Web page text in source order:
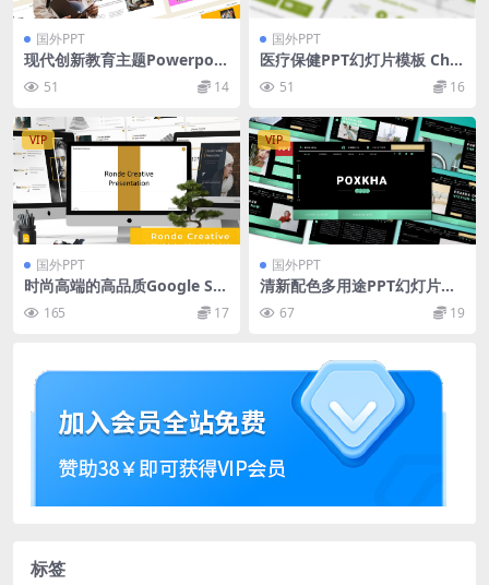
国外PPT
现代创新教育主题Powerpoin
t幻灯片模板 Education Pow
erpoint Template
51 14
国外PPT
医疗保健PPT幻灯片模板 Che
ckUp – Healthcare Powerp
oint Template
51 16
VIP
国外PPT
时尚高端的高品质Google Sli
des幻灯片powerpoint演示
模版（pptx）
165 17
VIP
国外PPT
清新配色多用途PPT幻灯片设
计模板 Poxka Powerpoint T
emplate
67 19
标签